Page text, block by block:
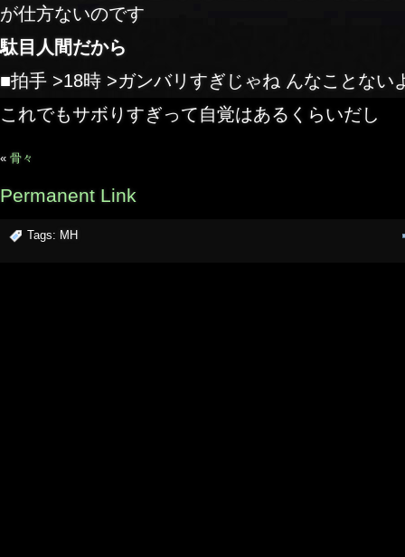
が仕方ないのです
駄目人間だから
■拍手 >18時 >ガンバリすぎじゃね んなことな
これでもサボりすぎって自覚はあるくらいだし
« 骨々
Permanent Link
Tags: MH